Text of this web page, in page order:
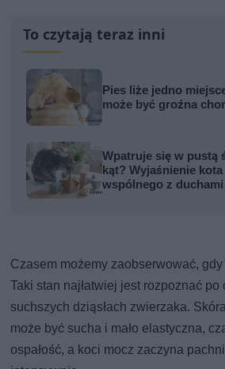
To czytają teraz inni
Pies liże jedno
może być groźna
Wpatruje się w pustą
kąt? Wyjaśnienie
wspólnego z duchami
Czasem możemy zaobserwować,
Taki stan najłatwiej jest rozpoznać po
suchszych dziąsłach zwierzaka.
może być sucha i mało elastyczna,
ospałość, a koci mocz zaczyna